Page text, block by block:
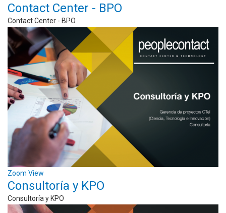
Contact Center - BPO
Contact Center - BPO
Zoom View
Consultoría y KPO
Consultoría y KPO